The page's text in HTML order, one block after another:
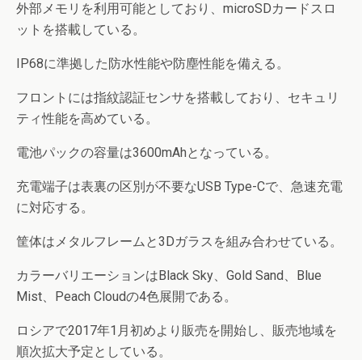
外部メモリを利用可能としており、microSDカードスロ
ットを搭載している。
IP68に準拠した防水性能や防塵性能を備える。
フロントには指紋認証センサを搭載しており、セキュリ
ティ性能を高めている。
電池パックの容量は3600mAhとなっている。
充電端子は表裏の区別が不要なUSB Type-Cで、急速充電
に対応する。
筐体はメタルフレームと3Dガラスを組み合わせている。
カラーバリエーションはBlack Sky、Gold Sand、Blue
Mist、Peach Cloudの4色展開である。
ロシアで2017年1月初めより販売を開始し、販売地域を
順次拡大予定としている。